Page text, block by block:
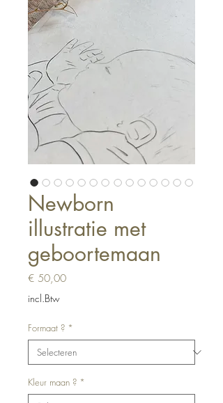
Newborn
illustratie met
geboortemaan
€ 50,00Prijs
incl.Btw
Formaat ? *
Kleur maan ? *